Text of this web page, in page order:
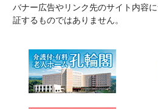
バナー広告やリンク先のサイト内容
証するものではありません。